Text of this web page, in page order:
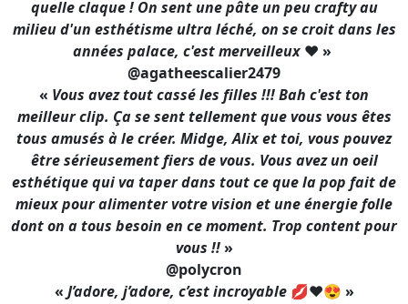
quelle claque ! On sent une pâte un peu crafty au
milieu d'un esthétisme ultra léché, on se croit dans les
années palace, c'est merveilleux ❤️ »
@agatheescalier2479
« Vous avez tout cassé les filles !!! Bah c'est ton
meilleur clip. Ça se sent tellement que vous vous êtes
tous amusés à le créer. Midge, Alix et toi, vous pouvez
être sérieusement fiers de vous. Vous avez un oeil
esthétique qui va taper dans tout ce que la pop fait de
mieux pour alimenter votre vision et une énergie folle
dont on a tous besoin en ce moment. Trop content pour
vous !!»
@polycron
«J’adore, j’adore, c’est incroyable 💋❤️😍 »